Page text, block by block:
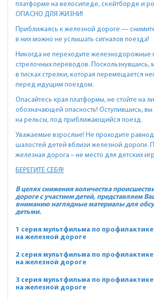
платформе на велосипеде, скейтборде и
ОПАСНО ДЛЯ ЖИЗНИ!
Приближаясь к железной дороге —
в них можно не услышать сигналов поезда!
Никогда не переходите железнодорожные
стрелочных переводов. Поскользнувшись,
в тисках стрелки, которая перемещается
перед идущим поездом.
Опасайтесь края платформы, не стойте на
обозначающей опасность! Оступившись, вы
на рельсы, под приближающийся поезд.
Уважаемые взрослые! Не проходите
шалостей детей вблизи железной дороги.
железная дорога – не место для детских
БЕРЕГИТЕ СЕБЯ!
В целях снижения количества
дороге с участием детей, представляем
вниманию наглядные материалы для
детьми.
1 серия мультфильма по
на железной дороге
2 серия мультфильма по
на железной дороге
3 серия мультфильма по
на железной дороге